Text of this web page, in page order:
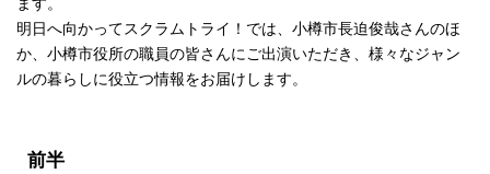
明日へ向かってスクラムトライ！では、小樽市長迫俊哉さんのほ
か、小樽市役所の職員の皆さんにご出演いただき、様々なジャン
ルの暮らしに役立つ情報をお届けします。
前半